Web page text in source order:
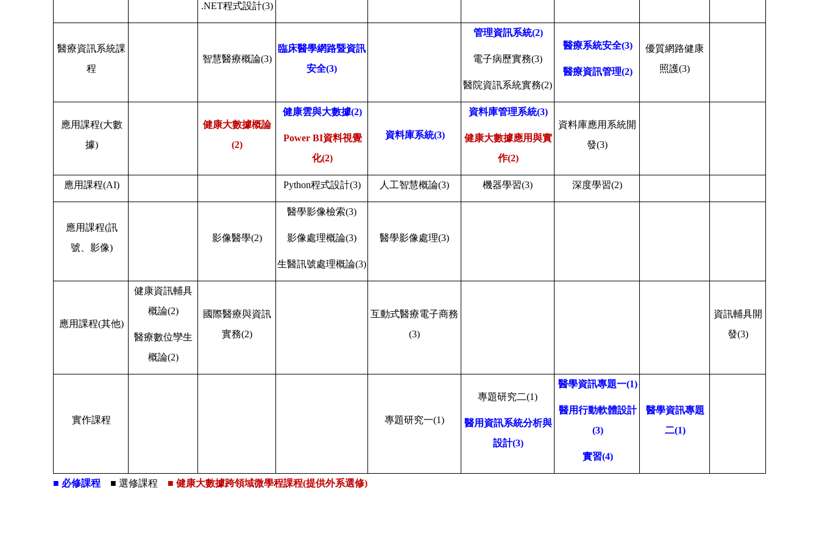
.NET程式設計(3)
醫療資訊系統課
程
智慧醫療概論(3)
臨床醫學網路暨資訊
安全(3)
管理資訊系統(2)
電子病歷實務(3)
醫院資訊系統實務(2)
醫療系統安全(3)
醫療資訊管理(2)
優質網路健康
照護(3)
應用課程(大數
據)
健康大數據概論
(2)
健康雲與大數據(2)
Power BI資料視覺
化(2)
資料庫系統(3)
資料庫管理系統(3)
健康大數據應用與實
作(2)
資料庫應用系統開
發(3)
應用課程(AI) Python程式設計(3) 人工智慧概論(3) 機器學習(3) 深度學習(2)
應用課程(訊
號、影像)
影像醫學(2)
醫學影像檢索(3)
影像處理概論(3)
生醫訊號處理概論(3)
醫學影像處理(3)
應用課程(其他)
健康資訊輔具
概論(2)
醫療數位孿生
概論(2)
國際醫療與資訊
實務(2)
互動式醫療電子商務
(3)
資訊輔具開
發(3)
實作課程 專題研究一(1)
專題研究二(1)
醫用資訊系統分析與
設計(3)
醫學資訊專題一(1)
醫用行動軟體設計
(3)
實習(4)
醫學資訊專題
二(1)
■ 必修課程 ■ 選修課程 ■ 健康大數據跨領域微學程課程(提供外系選修)